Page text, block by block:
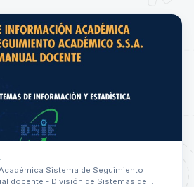
Sistema de Seguimiento
docente - División de Sistemas de